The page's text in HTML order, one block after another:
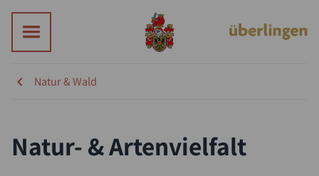
Natur & Wald
Natur- & Artenvielfalt